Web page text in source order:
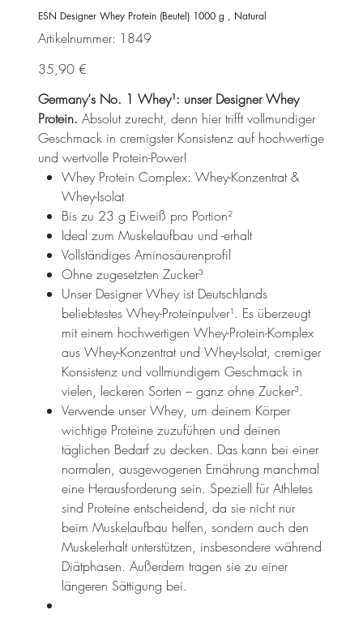
ESN Designer Whey Protein (Beutel) 1000 g , Natural
Artikelnummer:
Artikelnummer:
1849
1849
Preis
35,90 €
Germany‘s No. 1 Whey¹: unser Designer Whey
Protein. Absolut zurecht, denn hier trifft vollmundiger
Geschmack in cremigster Konsistenz auf hochwertige
und wertvolle Protein-Power!
Whey Protein Complex: Whey-Konzentrat &
Whey-Isolat
Bis zu 23 g Eiweiß pro Portion²
Ideal zum Muskelaufbau und -erhalt
Vollständiges Aminosäurenprofil
Ohne zugesetzten Zucker³
Unser Designer Whey ist Deutschlands
beliebtestes Whey-Proteinpulver¹. Es überzeugt
mit einem hochwertigen Whey-Protein-Komplex
aus Whey-Konzentrat und Whey-Isolat, cremiger
Konsistenz und vollmundigem Geschmack in
vielen, leckeren Sorten – ganz ohne Zucker³.
Verwende unser Whey, um deinem Körper
wichtige Proteine zuzuführen und deinen
täglichen Bedarf zu decken. Das kann bei einer
normalen, ausgewogenen Ernährung manchmal
eine Herausforderung sein. Speziell für Athletes
sind Proteine entscheidend, da sie nicht nur
beim Muskelaufbau helfen, sondern auch den
Muskelerhalt unterstützen, insbesondere während
Diätphasen. Außerdem tragen sie zu einer
längeren Sättigung bei.